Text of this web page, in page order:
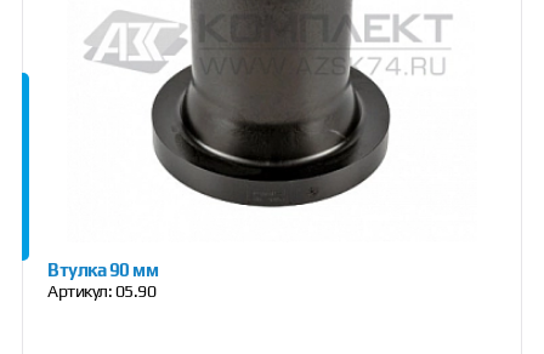
Втулка 90 мм
Артикул:05.90